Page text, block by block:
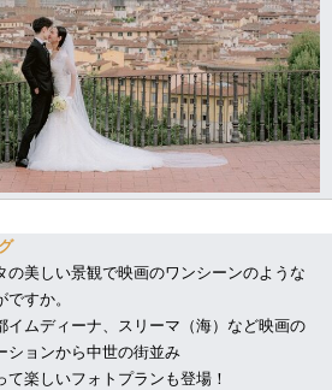
の美しい景観で映画のワンシーンのような
すか。
イムディーナ、スリーマ（海）など映画の
ションから中世の街並み
楽しいフォトプランも登場！